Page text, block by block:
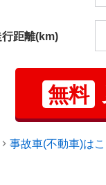
行距離(km)
無料
事故車(不動車)は